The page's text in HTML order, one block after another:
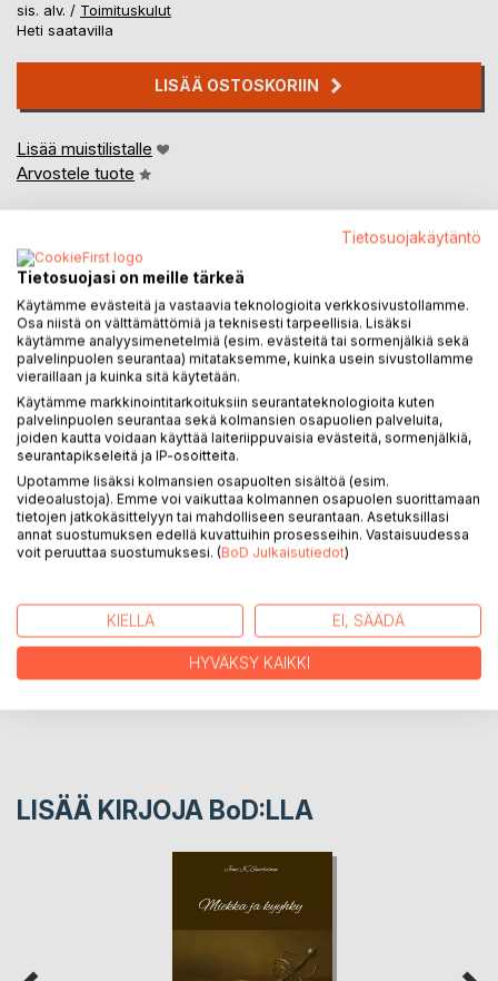
sis. alv. / Toimituskulut
Heti saatavilla
LISÄÄ OSTOSKORIIN
Lisää muistilistalle
Arvostele tuote
KUVAUS
Korppi ja Kivi on runoilija Jani K. Savolaisen runokokoelma,
joka sisältää tekstejä yli 20 vuoden ajalta. Runot
ammentavat alitajunnasta, unista, oivalluksista ja eletystä
elämästä. Nämä runot hengittävät herkkää voimaa.
KIRJAILIJA
LEHDISTÖARVOSTELUT
LUKIJA-ARVOSTELUT
LISÄÄ KIRJOJA BoD:LLA
Tietosuojakäytäntö
Tietosuojasi on meille tärkeä
Käytämme evästeitä ja vastaavia teknologioita verkkosivustollamme.
Osa niistä on välttämättömiä ja teknisesti tarpeellisia. Lisäksi
käytämme analyysimenetelmiä (esim. evästeitä tai sormenjälkiä sekä
palvelinpuolen seurantaa) mitataksemme, kuinka usein sivustollamme
vieraillaan ja kuinka sitä käytetään.
Käytämme markkinointitarkoituksiin seurantateknologioita kuten
palvelinpuolen seurantaa sekä kolmansien osapuolien palveluita,
joiden kautta voidaan käyttää laiteriippuvaisia evästeitä, sormenjälkiä,
seurantapikseleitä ja IP-osoitteita.
Upotamme lisäksi kolmansien osapuolten sisältöä (esim.
videoalustoja). Emme voi vaikuttaa kolmannen osapuolen suorittamaan
tietojen jatkokäsittelyyn tai mahdolliseen seurantaan. Asetuksillasi
annat suostumuksen edellä kuvattuihin prosesseihin. Vastaisuudessa
voit peruuttaa suostumuksesi. (BoD Julkaisutiedot)
KIELLÄ EI, SÄÄDÄ
HYVÄKSY KAIKKI